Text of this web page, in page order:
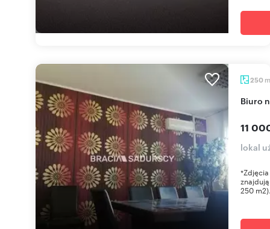
250 m
Biuro
11
lokal
250